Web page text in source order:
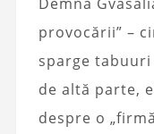
provocării” –
sparge tabuuri
de altă parte,
despre o